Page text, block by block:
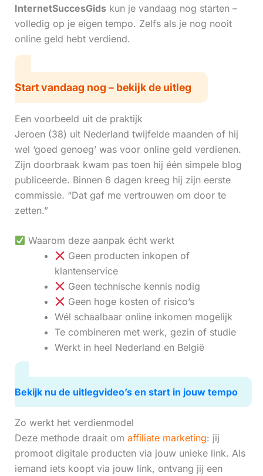
InternetSuccesGidskun je vandaag nog starten –
volledig op je eigen tempo. Zelfs als je nog nooit
online geld hebt verdiend.
Start vandaag nog – bekijk de uitleg
Een voorbeeld uit de praktijk
Jeroen (38) uit Nederland twijfelde maanden of hij
wel ‘goed genoeg’ was voor online geld verdienen.
Zijn doorbraak kwam pas toen hij één simpele blog
publiceerde. Binnen 6 dagen kreeg hij zijn eerste
commissie. “Dat gaf me vertrouwen om door te
zetten.”
Waarom deze aanpak écht werkt
Geen producten inkopen of
klantenservice
Geen technische kennis nodig
Geen hoge kosten of risico’s
Wél schaalbaar online inkomen mogelijk
Te combineren met werk, gezin of studie
Werkt in heel Nederland en België
Bekijk nu de uitlegvideo’s en start in jouw tempo
Zo werkt het verdienmodel
Deze methode draait om affiliate marketing: jij
promoot digitale producten via jouw unieke link. Als
iemand iets koopt via jouw link, ontvang jij een